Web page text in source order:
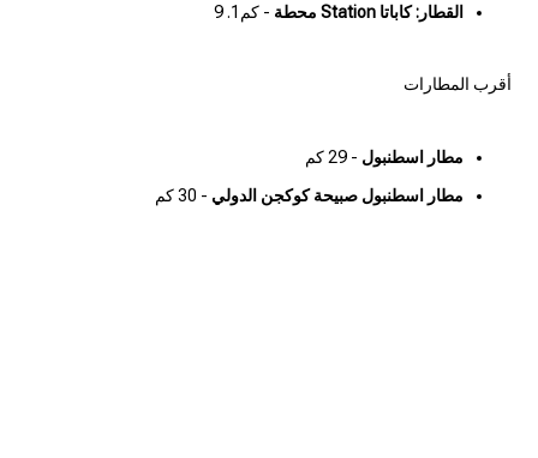
القطار: كاباتا Station محطة
- كم1. 9
أقرب المطارات
مطار اسطنبول - 29 كم
مطار اسطنبول صبيحة كوكجن الدولي - 30 كم